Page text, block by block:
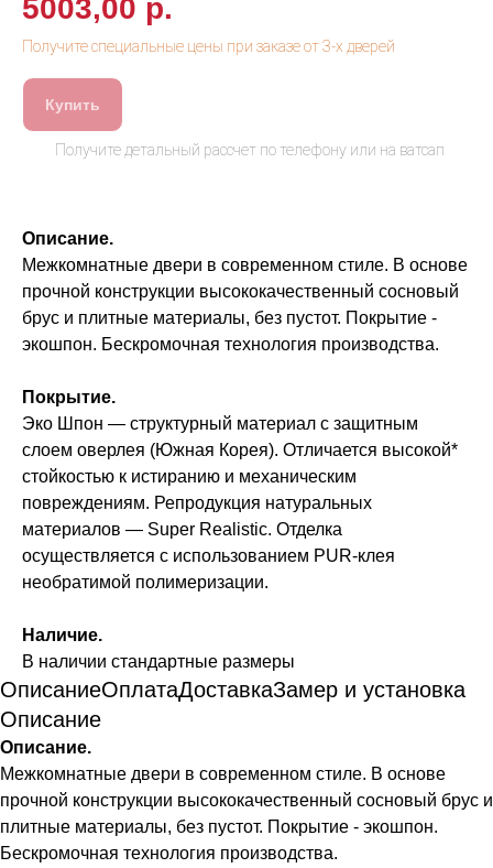
5003,00 р.
Купить
Описание.
Межкомнатные двери в современном стиле. В основе
прочной конструкции высококачественный сосновый
брус и плитные материалы, без пустот. Покрытие -
экошпон. Бескромочная технология производства.
Покрытие.
Эко Шпон — структурный материал с защитным
слоем оверлея (Южная Корея). Отличается высокой*
стойкостью к истиранию и механическим
повреждениям. Репродукция натуральных
материалов — Super Realistic. Отделка
осуществляется с использованием PUR-клея
необратимой полимеризации.
Наличие.
В наличии стандартные размеры
ОписаниеОплатаДоставкаЗамер и установка
Описание
Описание.
Межкомнатные двери в современном стиле. В основе
прочной конструкции высококачественный сосновый брус и
плитные материалы, без пустот. Покрытие - экошпон.
Бескромочная технология производства.